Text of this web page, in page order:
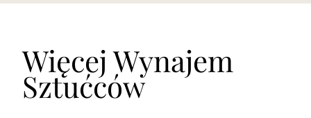
Więcej Wynajem
Sztućców